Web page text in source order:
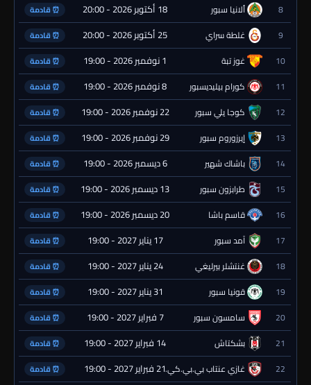
8 ألانيا سبور 18 أكتوبر 2026 - 20:00 ⏰ قادمة
9 غلطة سراي 25 أكتوبر 2026 - 20:00 ⏰ قادمة
10 غوز تبة 1 نوفمبر 2026 - 19:00 ⏰ قادمة
11 كورام بيليديسبور 8 نوفمبر 2026 - 19:00 ⏰ قادمة
12 كوجا يلي سبور 22 نوفمبر 2026 - 19:00 ⏰ قادمة
13 إيرزوروم سبور 29 نوفمبر 2026 - 19:00 ⏰ قادمة
14 باشاك شهير 6 ديسمبر 2026 - 19:00 ⏰ قادمة
15 طرابزون سبور 13 ديسمبر 2026 - 19:00 ⏰ قادمة
16 قاسم باشا 20 ديسمبر 2026 - 19:00 ⏰ قادمة
17 آمد سبور 17 يناير 2027 - 19:00 ⏰ قادمة
18 غنتشلر بيرليغي 24 يناير 2027 - 19:00 ⏰ قادمة
19 قونيا سبور 31 يناير 2027 - 19:00 ⏰ قادمة
20 سامسون سبور 7 فبراير 2027 - 19:00 ⏰ قادمة
21 بشكتاش 14 فبراير 2027 - 19:00 ⏰ قادمة
22 غازي عنتاب بي.بي.كي.21 فبراير 2027 - 19:00 ⏰ قادمة